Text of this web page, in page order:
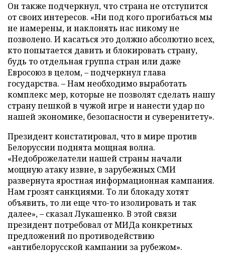
Он также подчеркнул, что страна не отступится
от своих интересов. «Ни под кого прогибаться мы
не намерены, и наклонять нас никому не
позволено. И касаться это должно абсолютно всех,
кто попытается давить и блокировать страну,
будь то отдельная группа стран или даже
Евросоюз в целом, – подчеркнул глава
государства. – Нам необходимо выработать
комплекс мер, которые не позволят сделать нашу
страну пешкой в чужой игре и нанести удар по
нашей экономике, безопасности и суверенитету».
Президент констатировал, что в мире против
Белоруссии поднята мощная волна.
«Недоброжелатели нашей страны начали
мощную атаку извне, в зарубежных СМИ
развернута яростная информационная кампания.
Нам грозят санкциями. То ли блокаду хотят
объявить, то ли еще что-то изолировать и так
далее», – сказал Лукашенко. В этой связи
президент потребовал от МИДа конкретных
предложений по противодействию
«антибелорусской кампании за рубежом».